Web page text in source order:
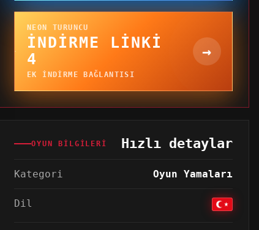
NEON TURUNCU
İNDIRME LINKI
4
EK INDIRME BAĞLANTISI
→
OYUN BILGILERI Hızlı detaylar
Kategori Oyun Yamaları
Dil